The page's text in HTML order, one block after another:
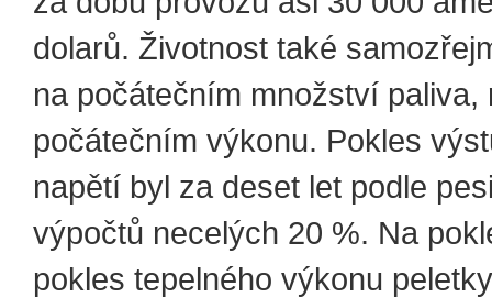
dolarů. Životnost také
na počátečním množství paliva,
počátečním výkonu. Pokles
napětí byl za deset let podle
výpočtů necelých 20 %. Na
pokles tepelného výkonu